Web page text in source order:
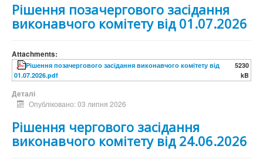
Рішення позачергового засідання
виконавчого комітету від 01.07.2026
Attachments:
Рішення позачергового засідання виконавчого комітету від
01.07.2026.pdf
5230
kB
Деталі
Опубліковано: 03 липня 2026
Рішення чергового засідання
виконавчого комітету від 24.06.2026